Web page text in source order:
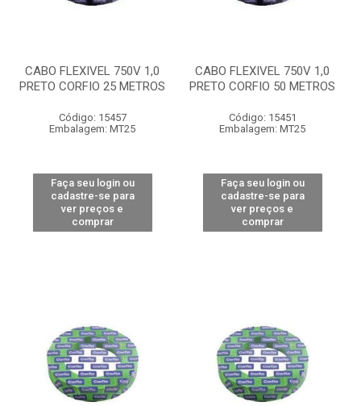
CABO FLEXIVEL 750V 1,0
PRETO CORFIO 25 METROS
Código: 15457
Embalagem: MT25
Faça seu login ou
cadastre-se para
ver preços e
comprar
CABO FLEXIVEL 750V 1,0
PRETO CORFIO 50 METROS
Código: 15451
Embalagem: MT25
Faça seu login ou
cadastre-se para
ver preços e
comprar